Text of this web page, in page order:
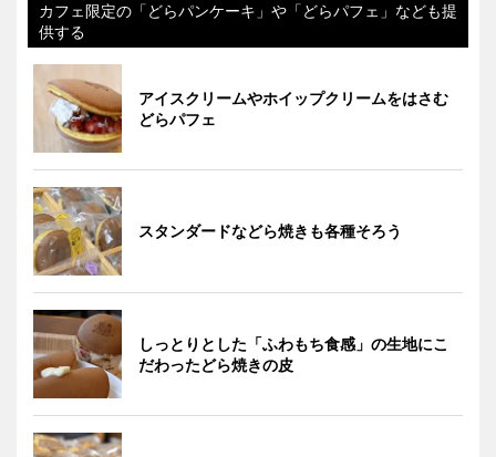
カフェ限定の「どらパンケーキ」や「どらパフェ」なども提
供する
アイスクリームやホイップクリームをはさむ
どらパフェ
スタンダードなどら焼きも各種そろう
しっとりとした「ふわもち食感」の生地にこ
だわったどら焼きの皮